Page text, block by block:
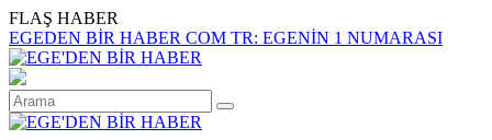
FLAŞ HABER
EGEDEN BİR HABER COM TR: EGENİN 1 NUMARASI